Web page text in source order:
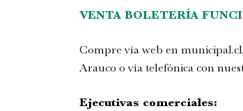
VENTA BOLETERÍA
Compre vía web en municipal.cl
Arauco o vía telefónica con
Ejecutivas comerciales: